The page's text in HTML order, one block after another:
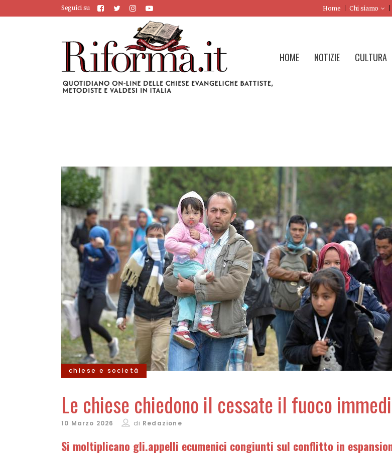
Seguici su Home Chi siamo
HOME NOTIZIE CULTURA
chiese e società
Le chiese chiedono il cessate il fuoco
10 Marzo 2026 di Redazione
Si moltiplicano gli.appelli ecumenici congiunti sul conflitto in